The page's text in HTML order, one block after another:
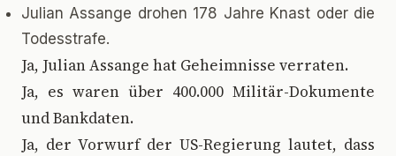
Julian Assange drohen 178 Jahre Knast oder die
Todesstrafe.
Ja, Julian Assange hat Geheimnisse verraten.
Ja, es waren über 400.000 Militär-Dokumente
und Bankdaten.
Ja, der Vorwurf der US-Regierung lautet, dass